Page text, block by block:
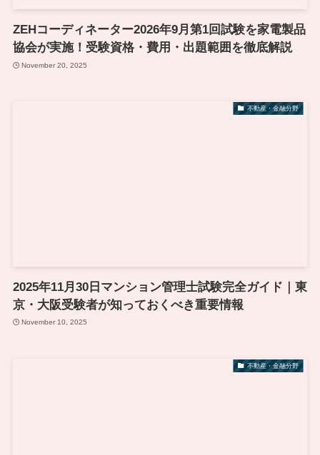
ZEHコーディネーター2026年9月第1回試験を家電製品
協会が実施！受験資格・費用・出題範囲を徹底解説
November 20, 2025
不動産・金融分野
2025年11月30日マンション管理士試験完全ガイド｜東
京・大阪受験者が知っておくべき重要情報
November 10, 2025
不動産・金融分野